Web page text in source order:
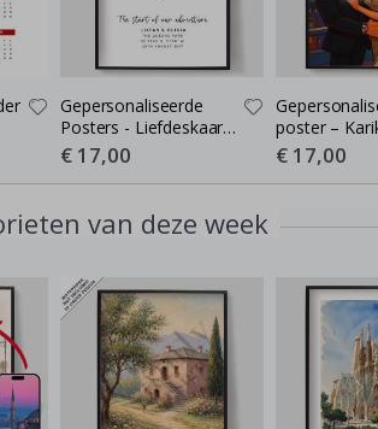
Gepersonaliseerde
Posters - Liefdeskaart -
Waar de Liefde Begon
Special
Price
€ 17,00
poster –
Cartoon-stijl
poster
Special
Price
€ 17,00
van deze week